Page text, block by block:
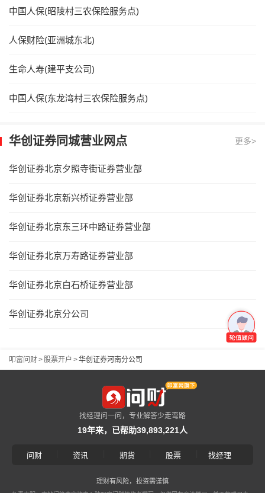
中国人保(昭陵村三农保险服务点)
人保财险(亚洲城东北)
生命人寿(建平支公司)
中国人保(东龙湾村三农保险服务点)
华创证券同城营业网点 更多>
华创证券北京夕照寺街证券营业部
华创证券北京新兴桥证券营业部
华创证券北京东三环中路证券营业部
华创证券北京万寿路证券营业部
华创证券北京白石桥证券营业部
华创证券北京分公司
叩富问财> 股票开户 >华创证券河南分公司
找经理问一问，专业解答少走弯路
19年来，已帮助39,893,221人
问财 资讯 期货 股票 找经理
理财有风险，投资需谨慎